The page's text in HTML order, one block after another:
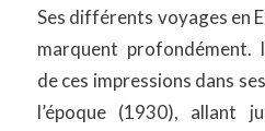
Ses différents voyages en
marquent profondément.
de ces impressions dans
l’époque (1930), allant